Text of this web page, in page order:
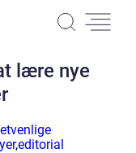
lære nye
,editorial